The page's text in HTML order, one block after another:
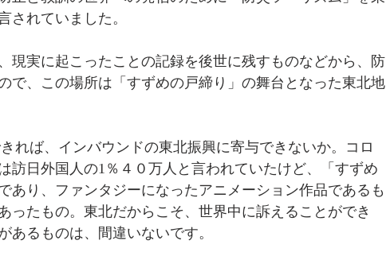
されていました。
現実に起こったことの記録を後世に残すものなどから、防
で、この場所は「すずめの戸締り」の舞台となった東北地
れば、インバウンドの東北振興に寄与できないか。コロ
訪日外国人の1％４０万人と言われていたけど、「すずめ
あり、ファンタジーになったアニメーション作品であるも
ったもの。東北だからこそ、世界中に訴えることができ
あるものは、間違いないです。